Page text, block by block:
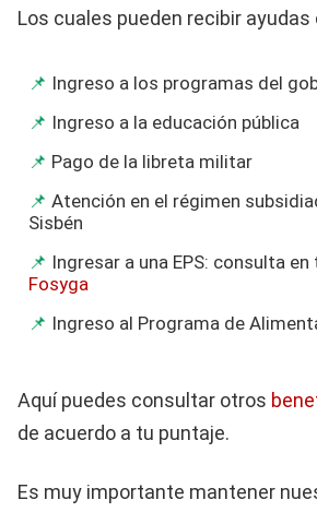
Los cuales pueden recibir ayudas
Ingreso a los programas del
Ingreso a la educación pública
Pago de la libreta militar
Atención en el régimen
Sisbén
Ingresar a una EPS: consulta en
Fosyga
Ingreso al Programa de
Aquí puedes consultar otros
de acuerdo a tu puntaje.
Es muy importante mantener